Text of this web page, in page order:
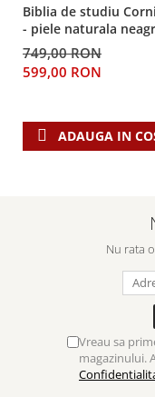
Biblia de studiu
- piele naturala
lux
749,00 RON
599,00 RON
ADAUGA IN
Nu rata
Vreau sa
magazinului.